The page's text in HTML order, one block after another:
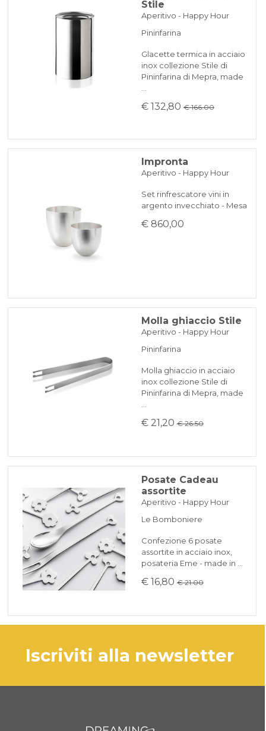
Stile
Aperitivo - Happy Hour
Pininfarina
Glacette termica in acciaio
inox collezione Stile di
Pininfarina di Mepra, made
€ 132,80 € 166.00
Impronta
Aperitivo - Happy Hour
Set rinfrescatore vini in
argento invecchiato - Mesa
€ 860,00
Molla ghiaccio Stile
Aperitivo - Happy Hour
Pininfarina
Molla ghiaccio in acciaio
inox collezione Stile di
Pininfarina di Mepra, made
€ 21,20 € 26.50
Posate Cadeau
assortite
Aperitivo - Happy Hour
Le Bomboniere
Confezione 6 posate
assortite in acciaio inox,
posateria Eme - made in …
€ 16,80 € 21.00
iscriviti alla newsletter